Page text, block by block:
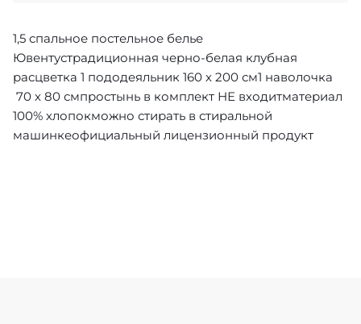
1,5 спальное постельное белье
Ювентустрадиционная черно-белая клубная
расцветка 1 пододеяльник 160 х 200 см1 наволочка
70 х 80 смпростынь в комплект НЕ входитматериал
100% хлопокможно стирать в стиральной
машинкеофициальный лицензионный продукт